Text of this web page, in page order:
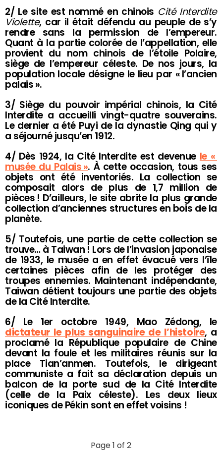
2/ Le site est nommé en chinois Cité Interdite
Violette, car il était défendu au peuple de s’y
rendre sans la permission de l’empereur.
Quant à la partie colorée de l’appellation, elle
provient du nom chinois de l’étoile Polaire,
siège de l’empereur céleste. De nos jours, la
population locale désigne le lieu par « l’ancien
palais ».
3/ Siège du pouvoir impérial chinois, la Cité
Interdite a accueilli vingt-quatre souverains.
Le dernier a été Puyi de la dynastie Qing qui y
a séjourné jusqu’en 1912.
4/ Dès 1924, la Cité Interdite est devenue le «
musée du Palais ». À cette occasion, tous ses
objets ont été inventoriés. La collection se
composait alors de plus de 1,7 million de
pièces ! D’ailleurs, le site abrite la plus grande
collection d’anciennes structures en bois de la
planète.
5/ Toutefois, une partie de cette collection se
trouve… à Taiwan ! Lors de l’invasion japonaise
de 1933, le musée a en effet évacué vers l’île
certaines pièces afin de les protéger des
troupes ennemies. Maintenant indépendante,
Taiwan détient toujours une partie des objets
de la Cité Interdite.
6/ Le 1er octobre 1949, Mao Zédong, le
dictateur le plus sanguinaire de l’histoire, a
proclamé la République populaire de Chine
devant la foule et les militaires réunis sur la
place Tian’anmen. Toutefois, le dirigeant
communiste a fait sa déclaration depuis un
balcon de la porte sud de la Cité Interdite
(celle de la Paix céleste). Les deux lieux
iconiques de Pékin sont en effet voisins !
Page 1 of 2